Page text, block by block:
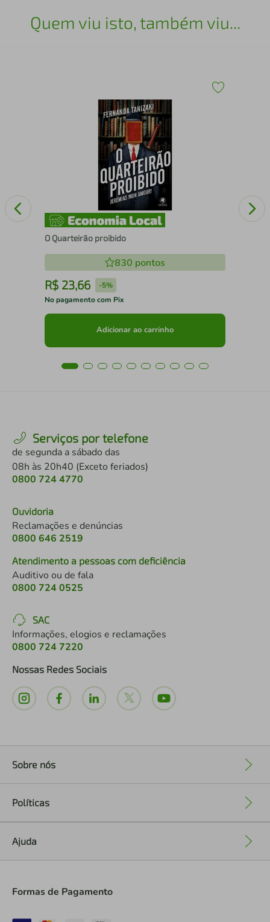
Quem viu isto, também viu...
O Quarteirão proibido
830 pontos
R$ 23,66 -5%
No pagamento com Pix
Adicionar ao carrinho
Serviços por telefone
de segunda a sábado das
08h às 20h40 (Exceto feriados)
0800 724 4770
Ouvidoria
Reclamações e denúncias
0800 646 2519
Atendimento a pessoas com deficiência
Auditivo ou de fala
0800 724 0525
SAC
Informações, elogios e reclamações
0800 724 7220
Nossas Redes Sociais
Sobre nós
Políticas
Ajuda
Formas de Pagamento